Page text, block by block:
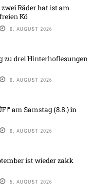
Räder hat ist am
Kö
6. AUGUST 2026
zu drei Hinterhoflesungen
6. AUGUST 2026
am Samstag (8.8.) in
6. AUGUST 2026
ist wieder zakk
5. AUGUST 2026